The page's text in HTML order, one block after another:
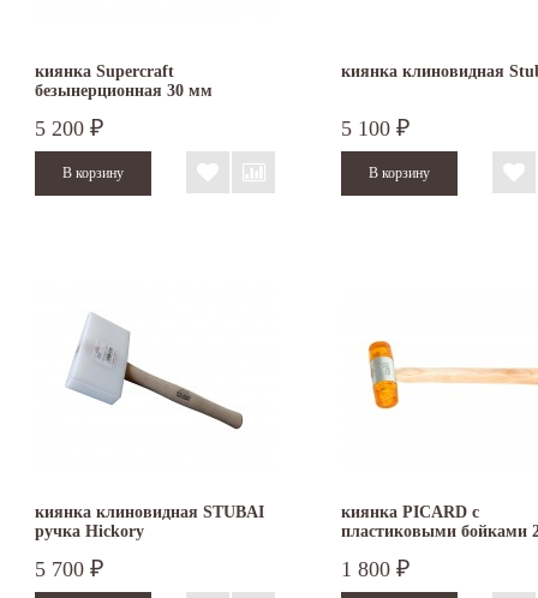
киянка Supercraft
безынерционная 30 мм
5 200 ₽
киянка клиновидная
5 100 ₽
киянка клиновидная STUBAI
ручка Hickory
5 700 ₽
киянка PICARD с
пластиковыми бойками
1 800 ₽